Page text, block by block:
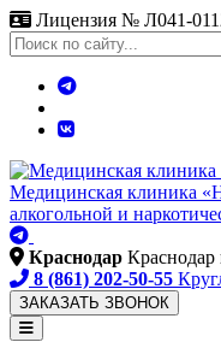
Лицензия № Л041-
Поиск
по
сайту
Медицинская клиника
алкогольной и
Краснодар Краснодар
8 (861) 202-50-55
ЗАКАЗАТЬ ЗВОНОК